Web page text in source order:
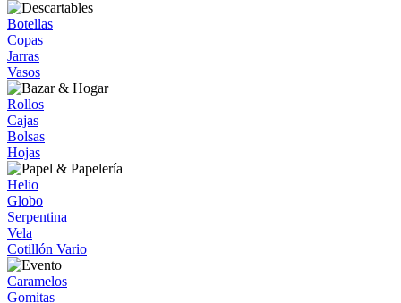
Botellas
Copas
Jarras
Vasos
Rollos
Cajas
Bolsas
Hojas
Helio
Globo
Serpentina
Vela
Cotillón Vario
Caramelos
Gomitas